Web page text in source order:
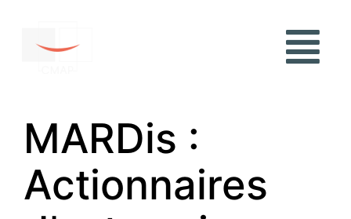
MARDis :
Actionnaires